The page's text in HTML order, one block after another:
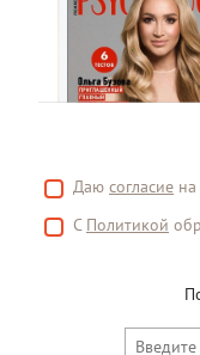
Даю согласие
С Политикой